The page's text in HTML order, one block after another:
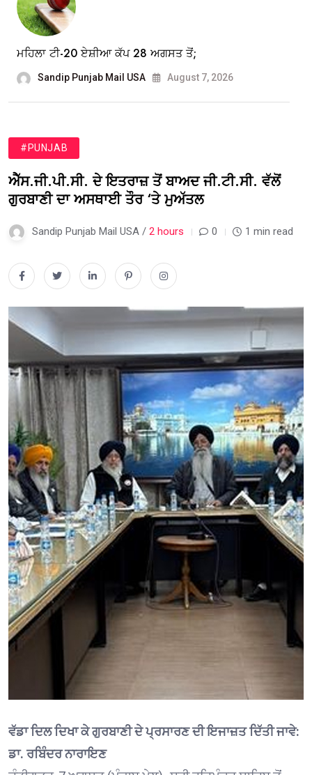
ਮਹਿਲਾ ਟੀ-20 ਏਸ਼ੀਆ ਕੱਪ 28 ਅਗਸਤ ਤੋਂ;
Sandip Punjab Mail USA August 7, 2026
#PUNJAB
ਐੱਸ.ਜੀ.ਪੀ.ਸੀ. ਦੇ ਇਤਰਾਜ਼ ਤੋਂ ਬਾਅਦ ਜੀ.ਟੀ.ਸੀ. ਵੱਲੋਂ
ਗੁਰਬਾਣੀ ਦਾ ਅਸਥਾਈ ਤੌਰ ‘ਤੇ ਮੁਅੱਤਲ
Sandip Punjab Mail USA / 2 hours 0 1 min read
ਵੱਡਾ ਦਿਲ ਦਿਖਾ ਕੇ ਗੁਰਬਾਣੀ ਦੇ ਪ੍ਰਸਾਰਣ ਦੀ ਇਜਾਜ਼ਤ ਦਿੱਤੀ ਜਾਵੇ:
ਡਾ. ਰਬਿੰਦਰ ਨਾਰਾਇਣ